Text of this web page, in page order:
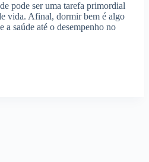
pode ser uma tarefa primordial
vida. Afinal, dormir bem é algo
a saúde até o desempenho no